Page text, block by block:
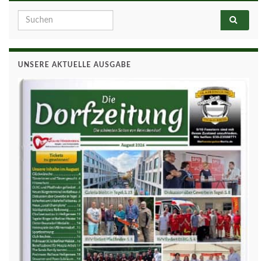
Search for:
UNSERE AKTUELLE AUSGABE